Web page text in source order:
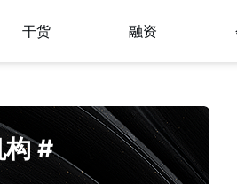
干货 融资
构 #